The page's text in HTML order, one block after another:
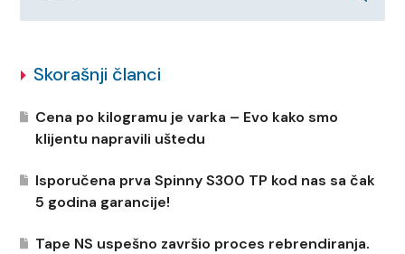
Skorašnji članci
Cena po kilogramu je varka – Evo kako smo
klijentu napravili uštedu
Isporučena prva Spinny S300 TP kod nas sa čak
5 godina garancije!
Tape NS uspešno završio proces rebrendiranja.